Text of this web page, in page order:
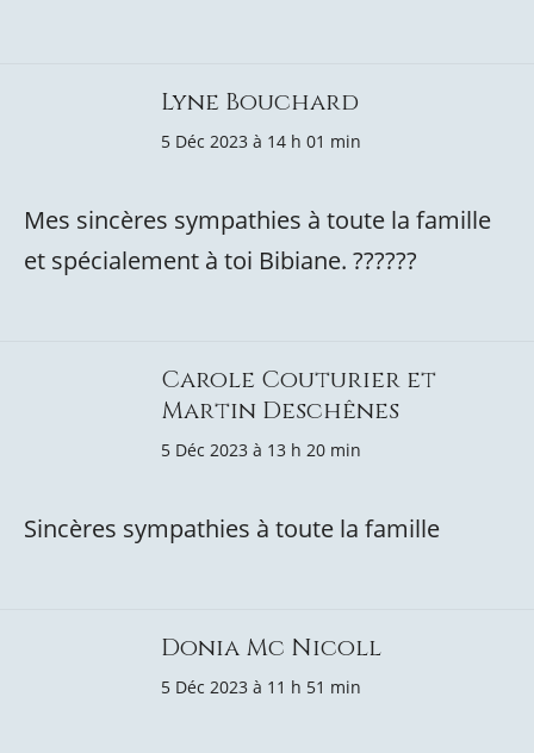
Lyne Bouchard
5 Déc 2023 à 14 h 01 min
Mes sincères sympathies à toute la famille
et spécialement à toi Bibiane. ??????
Carole Couturier et
Martin Deschênes
5 Déc 2023 à 13 h 20 min
Sincères sympathies à toute la famille
Donia Mc Nicoll
5 Déc 2023 à 11 h 51 min